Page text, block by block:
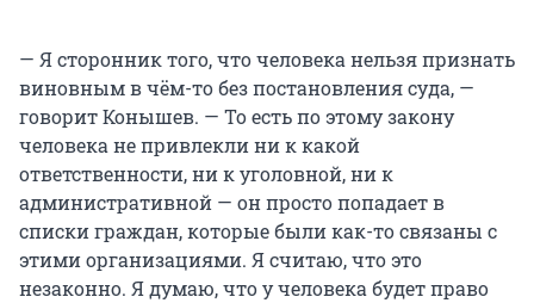
— Я сторонник того, что человека нельзя признать
виновным в чём-то без постановления суда, —
говорит Конышев. — То есть по этому закону
человека не привлекли ни к какой
ответственности, ни к уголовной, ни к
административной — он просто попадает в
списки граждан, которые были как-то связаны с
этими организациями. Я считаю, что это
незаконно. Я думаю, что у человека будет право